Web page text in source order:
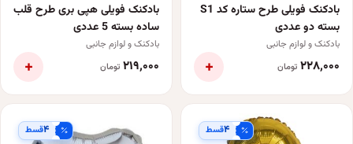
بادکنک فویلی طرح ستاره کد S1
بسته دو عددی
بادکنک و لوازم جانبی
۲۲۸٬۰۰۰ تومان +
بادکنک فویلی هپی بری طرح قلب
ساده بسته 5 عددی
بادکنک و لوازم جانبی
۲۱۹٬۰۰۰ تومان +
۴قسط ۴قسط